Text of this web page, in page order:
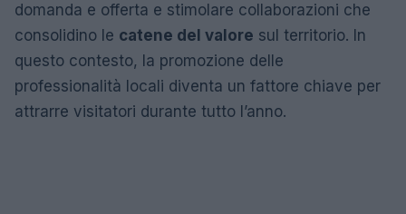
domanda e offerta e stimolare collaborazioni che
consolidino le catene del valore sul territorio. In
questo contesto, la promozione delle
professionalità locali diventa un fattore chiave per
attrarre visitatori durante tutto l’anno.